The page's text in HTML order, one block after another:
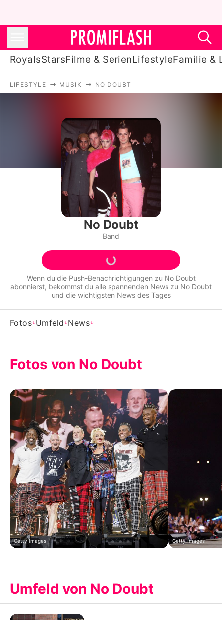
RoyalsStarsFilme & SerienLifestyleFamilie &
Filme & Serien
Lifestyle
Familie & Liebe
Promiflash Exklusiv
Alle Themen auf Promiflash
Jobs
App runterladen
Team
Impressum
Datenschutzerklärung
Nutzungsbedingungen
Utiq verwalten
LIFESTYLE MUSIK NO DOUBT
No Doubt
Band
Wenn du die Push-Benachrichtigungen zu No Doubt
abonnierst, bekommst du alle spannenden News zu No Doubt
und die wichtigsten News des Tages
Fotos Umfeld News
Fotos von No Doubt
Getty Images Getty Images
Umfeld von No Doubt